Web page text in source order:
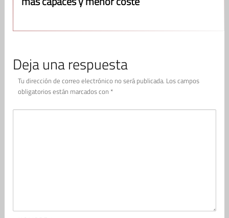
Deja una respuesta
Tu dirección de correo electrónico no será publicada. Los campos
obligatorios están marcados con *